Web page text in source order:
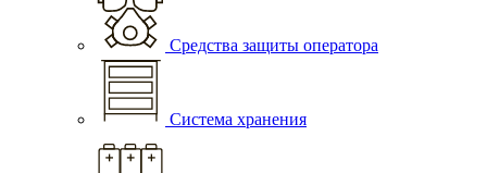
Средства защиты оператора
Система хранения